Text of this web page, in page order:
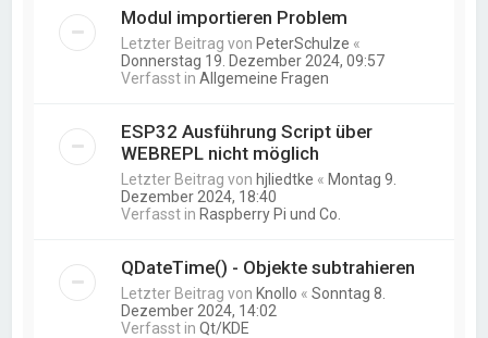
Modul importieren Problem
Letzter Beitrag von PeterSchulze «
Donnerstag 19. Dezember 2024, 09:57
Verfasst inAllgemeine Fragen
ESP32 Ausführung Script über
WEBREPL nicht möglich
Letzter Beitrag von hjliedtke « Montag 9.
Dezember 2024, 18:40
Verfasst in Raspberry Pi und Co.
QDateTime() - Objekte subtrahieren
Letzter Beitrag von Knollo «Sonntag 8.
Dezember 2024, 14:02
Verfasst inQt/KDE